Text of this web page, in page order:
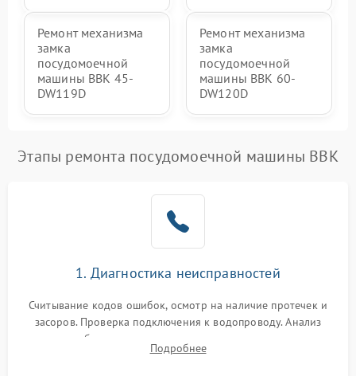
Ремонт механизма
замка
посудомоечной
машины BBK 45-
DW119D
Ремонт механизма
замка
посудомоечной
машины BBK 60-
DW120D
Этапы ремонта посудомоечной машины BBK
1. Диагностика неисправностей
Считывание кодов ошибок, осмотр на наличие протечек и
засоров. Проверка подключения к водопроводу. Анализ
жалоб на отсутствие слива, нагрева, вращения
разбрызгивателей или срабатывание системы защиты
Подробнее